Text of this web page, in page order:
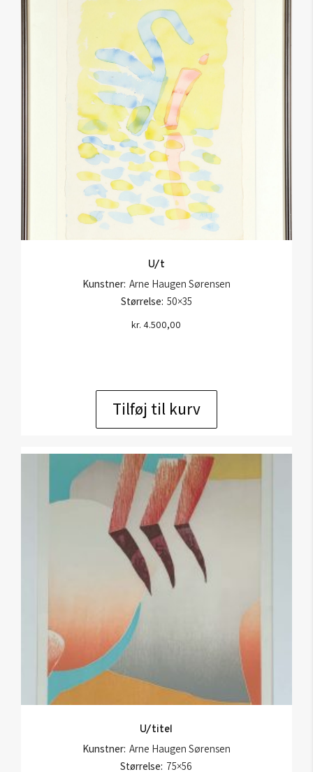
U/t
Kunstner: Arne Haugen Sørensen
Størrelse: 50×35
kr. 4.500,00
Tilføj til kurv
U/titel
Kunstner: Arne Haugen Sørensen
Størrelse: 75×56